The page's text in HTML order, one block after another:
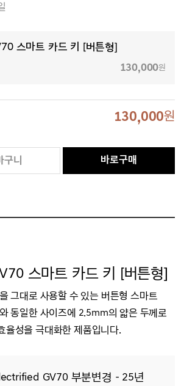
스마트 카드 키 [버튼형]
130,000원
130,000원
구니 바로구매
스마트 카드 키 [버튼형]
그대로 사용할 수 있는 버튼형 스마트
동일한 사이즈에 2.5mm의 얇은 두께로
율성을 극대화한 제품입니다.
GV70부분변경 - 25년